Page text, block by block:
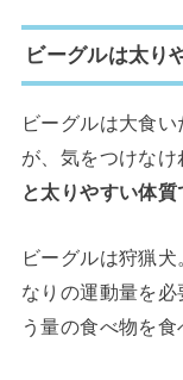
ビーグルは太り
ビーグルは大食
が、気をつけなけ
と太りやすい体質
ビーグルは狩猟
なりの運動量を
う量の食べ物を食